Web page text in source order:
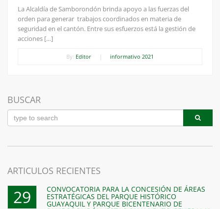
La Alcaldía de Samborondón brinda apoyo a las fuerzas del
orden para generar trabajos coordinados en materia de
seguridad en el cantón. Entre sus esfuerzos está la gestión de
acciones […]
By: Editor informativo 2021
BUSCAR
ARTICULOS RECIENTES
29 CONVOCATORIA PARA LA CONCESIÓN DE ÁREAS
ESTRATÉGICAS DEL PARQUE HISTÓRICO
GUAYAQUIL Y PARQUE BICENTENARIO DE